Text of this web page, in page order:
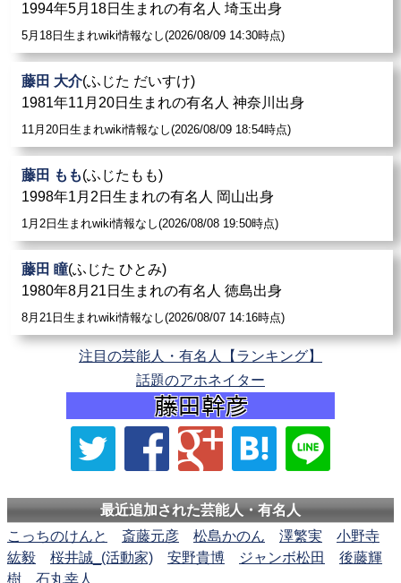
1994年5月18日生まれの有名人 埼玉出身
5月18日生まれwiki情報なし(2026/08/09 14:30時点)
藤田 大介(ふじた だいすけ)
1981年11月20日生まれの有名人 神奈川出身
11月20日生まれwiki情報なし(2026/08/09 18:54時点)
藤田 もも(ふじたもも)
1998年1月2日生まれの有名人 岡山出身
1月2日生まれwiki情報なし(2026/08/08 19:50時点)
藤田 瞳(ふじた ひとみ)
1980年8月21日生まれの有名人 徳島出身
8月21日生まれwiki情報なし(2026/08/07 14:16時点)
注目の芸能人・有名人【ランキング】
話題のアホネイター
最近追加された芸能人・有名人
こっちのけんと
斎藤元彦 松島かのん 澤繁実
小野寺
紘毅
桜井誠_(活動家) 安野貴博 ジャンボ松田
後藤輝
樹
石丸幸人